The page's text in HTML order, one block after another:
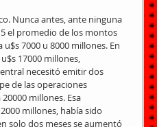
Nunca antes, ante ninguna
el promedio de los montos
7000 u 8000 millones. En
17000 millones,
necesitó emitir dos
de las operaciones
millones. Esa
millones, había sido
solo dos meses se aumentó